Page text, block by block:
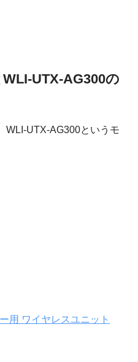
UTX-AG300の
WLI-UTX-AG300というモ
用 ワイヤレスユニット